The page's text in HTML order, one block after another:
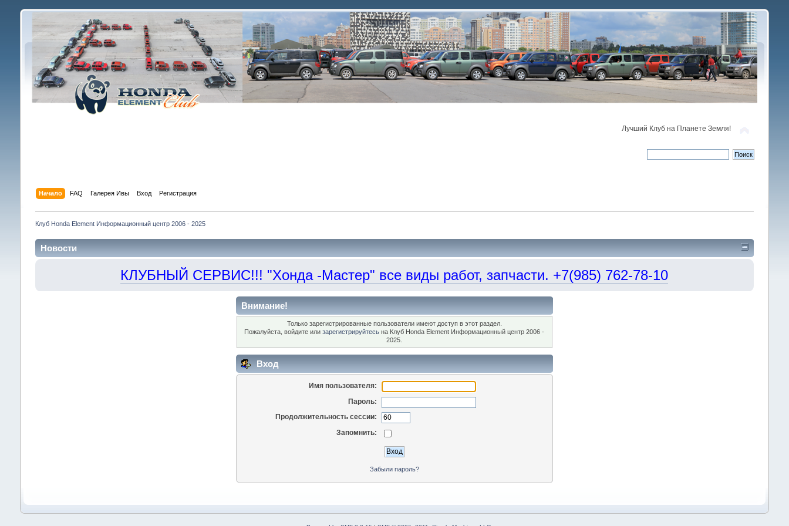
Лучший Клуб на Планете Земля!
Начало FAQ Галерея Ивы Вход Регистрация
Клуб Honda Element Информационный центр 2006 - 2025
Новости
КЛУБНЫЙ СЕРВИС!!! "Хонда -Мастер" все виды работ, запчасти. +7(985) 762-78-10
Внимание!
Только зарегистрированные пользователи имеют доступ в этот раздел.
Пожалуйста, войдите илизарегистрируйтесь на Клуб Honda Element Информационный центр 2006 -
2025.
Вход
Имя пользователя:
Пароль:
Продолжительность сессии:
Запомнить:
Забыли пароль?